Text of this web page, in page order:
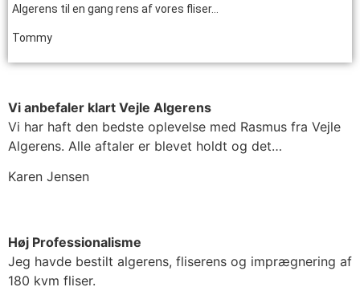
Algerens til en gang rens af vores fliser…
Tommy
Vi anbefaler klart Vejle Algerens
Vi har haft den bedste oplevelse med Rasmus fra Vejle
Algerens. Alle aftaler er blevet holdt og det…
Karen Jensen
Høj Professionalisme
Jeg havde bestilt algerens, fliserens og imprægnering af
180 kvm fliser.